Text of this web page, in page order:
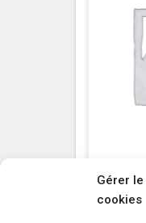
Gérer
cookies